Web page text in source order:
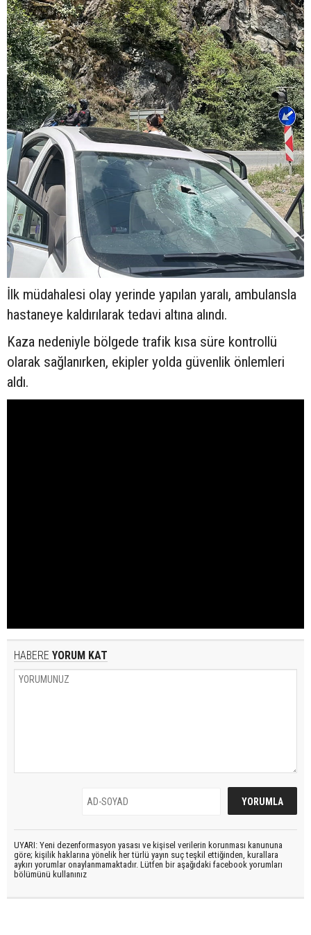
İlk müdahalesi olay yerinde yapılan yaralı, ambulansla
hastaneye kaldırılarak tedavi altına alındı.
Kaza nedeniyle bölgede trafik kısa süre kontrollü
olarak sağlanırken, ekipler yolda güvenlik önlemleri
aldı.
HABERE YORUM KAT
UYARI: Yeni dezenformasyon yasası ve kişisel verilerin korunması kanununa
göre; kişilik haklarına yönelik her türlü yayın suç teşkil ettiğinden, kurallara
aykırı yorumlar onaylanmamaktadır. Lütfen bir aşağıdaki facebook yorumları
bölümünü kullanınız